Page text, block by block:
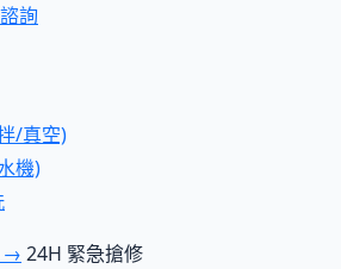
詢
/真空)
機)
→ 24H 緊急搶修